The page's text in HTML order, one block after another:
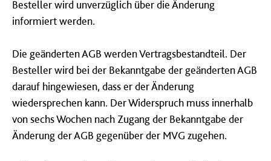
Besteller wird unverzüglich über die Änderung
informiert werden.
Die geänderten AGB werden Vertragsbestandteil. Der
Besteller wird bei der Bekanntgabe der geänderten AGB
darauf hingewiesen, dass er der Änderung
wiedersprechen kann. Der Widerspruch muss innerhalb
von sechs Wochen nach Zugang der Bekanntgabe der
Änderung der AGB gegenüber der MVG zugehen.